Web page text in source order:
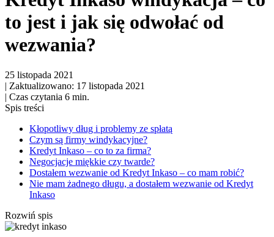
to jest i jak się odwołać od
wezwania?
25 listopada 2021
| Zaktualizowano: 17 listopada 2021
| Czas czytania 6 min.
Spis treści
Kłopotliwy dług i problemy ze spłatą
Czym są firmy windykacyjne?
Kredyt Inkaso – co to za firma?
Negocjacje miękkie czy twarde?
Dostałem wezwanie od Kredyt Inkaso – co mam robić?
Nie mam żadnego długu, a dostałem wezwanie od Kredyt
Inkaso
Rozwiń spis